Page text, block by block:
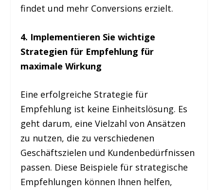
findet und mehr Conversions erzielt.
4. Implementieren Sie wichtige
Strategien für Empfehlung für
maximale Wirkung
Eine erfolgreiche Strategie für
Empfehlung ist keine Einheitslösung. Es
geht darum, eine Vielzahl von Ansätzen
zu nutzen, die zu verschiedenen
Geschäftszielen und Kundenbedürfnissen
passen. Diese Beispiele für strategische
Empfehlungen können Ihnen helfen,